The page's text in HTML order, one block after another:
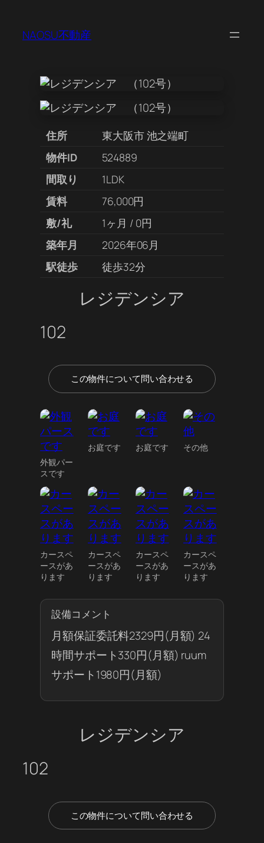
NAOSU不動産
住所
東大阪市 池之端町
物件ID
524889
間取り
1LDK
賃料
76,000円
敷/礼
1ヶ月 / 0円
築年月
2026年06月
駅徒歩
徒歩32分
レジデンシア
102
この物件について問い合わせる
外観パー
スです
お庭です お庭です その他
カースペ
ースがあ
ります
カースペ
ースがあ
ります
カースペ
ースがあ
ります
カースペ
ースがあ
ります
設備コメント
月額保証委託料2329円(月額) 24
時間サポート330円(月額) ruum
サポート1980円(月額)
レジデンシア
102
この物件について問い合わせる